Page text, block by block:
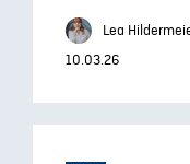
Lea
10.03.26